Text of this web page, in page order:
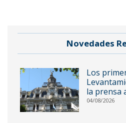
Novedades
Los
la prensa
04/08/2026